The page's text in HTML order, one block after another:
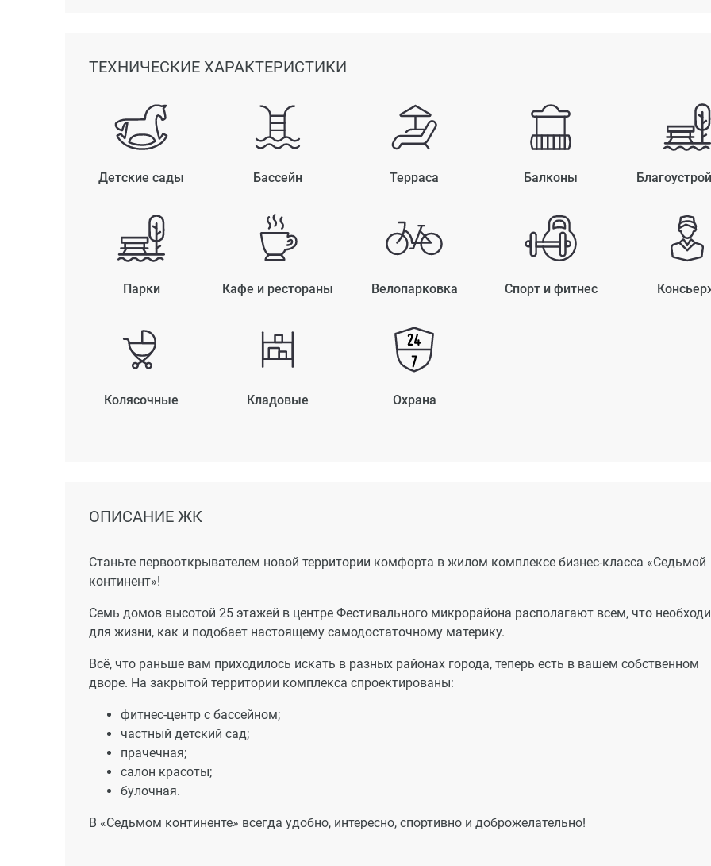
ТЕХНИЧЕСКИЕ ХАРАКТЕРИСТИКИ
Детские сады Бассейн Терраса Балконы
Парки Кафе и рестораны Велопарковка Спорт и фитнес
Колясочные Кладовые Охрана
ОПИСАНИЕ ЖК
Станьте первооткрывателем новой территории комфорта в жилом комплексе бизнес-класса «Седьмой
континент»!
Семь домов высотой 25 этажей в центре Фестивального микрорайона располагают всем, что
для жизни, как и подобает настоящему самодостаточному материку.
Всё, что раньше вам приходилось искать в разных районах города, теперь есть в вашем собственном
дворе. На закрытой территории комплекса спроектированы:
фитнес-центр с бассейном;
частный детский сад;
прачечная;
салон красоты;
булочная.
В «Седьмом континенте» всегда удобно, интересно, спортивно и доброжелательно!